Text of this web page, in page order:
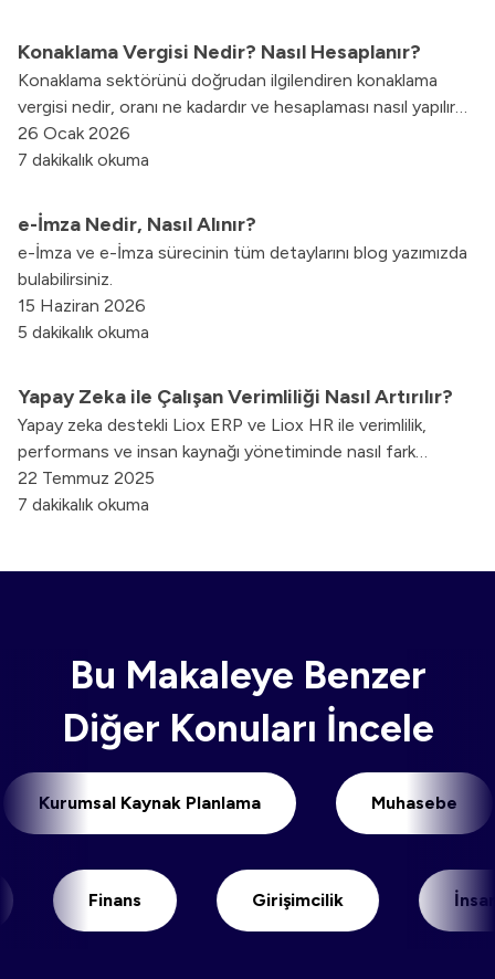
Konaklama Vergisi Nedir? Nasıl Hesaplanır?
Konaklama sektörünü doğrudan ilgilendiren konaklama
vergisi nedir, oranı ne kadardır ve hesaplaması nasıl yapılır
sorularının cevaplarını; muhasebe kaydı, muafiyet şartları ve
beyan süreçlerine dair tüm detaylarıyla birlikte bu
26 Ocak 2026
7 dakikalık okuma
e-İmza Nedir, Nasıl Alınır?
e-İmza ve e-İmza sürecinin tüm detaylarını blog yazımızda
bulabilirsiniz.
15 Haziran 2026
5 dakikalık okuma
Yapay Zeka ile Çalışan Verimliliği Nasıl Artırılır?
Yapay zeka destekli Liox ERP ve Liox HR ile verimlilik,
performans ve insan kaynağı yönetiminde nasıl fark
yaratabileceğinizi keşfedin.
22 Temmuz 2025
7 dakikalık okuma
Bu Makaleye Benzer
Diğer Konuları İncele
Kurumsal Kaynak Planlama Muhasebe
Finans Girişimcilik İnsan